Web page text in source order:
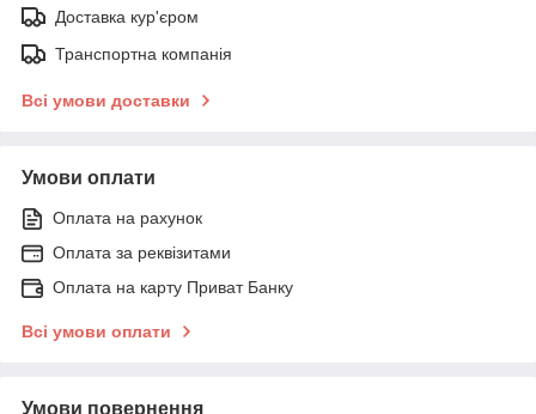
Доставка кур'єром
Транспортна компанія
Всі умови доставки
Умови оплати
Оплата на рахунок
Оплата за реквізитами
Оплата на карту Приват Банку
Всі умови оплати
Умови повернення